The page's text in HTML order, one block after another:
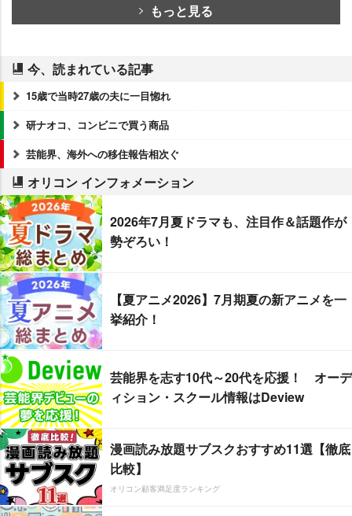
もっと見る
今、読まれている記事
15歳で当時27歳の夫に一目惚れ
研ナオコ、コンビニで買う商品
芸能界、海外への移住報告相次ぐ
オリコン インフォメーション
2026年7月夏ドラマも、注目作＆話題作が
勢ぞろい！
【夏アニメ2026】7月期夏の新アニメを一
挙紹介！
芸能界を志す10代～20代を応援！ オーデ
ィション・スクール情報はDeview
漫画読み放題サブスクおすすめ11選【徹底
比較】
オリコン顧客満足度ランキング